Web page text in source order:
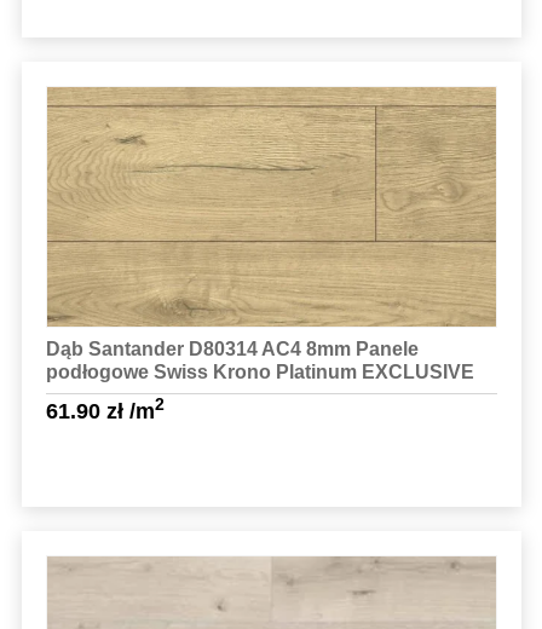
Sprawdź szczegóły
Dąb Santander D80314 AC4 8mm Panele
podłogowe Swiss Krono Platinum EXCLUSIVE
61.90 zł/m2
Sprawdź szczegóły